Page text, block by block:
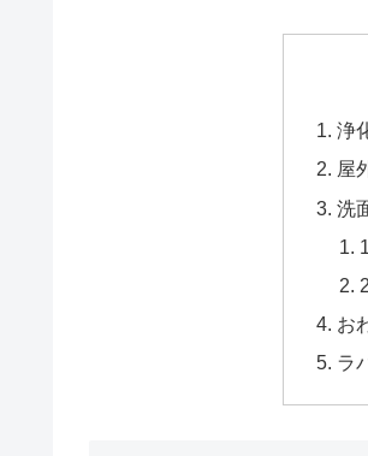
浄
屋
洗
お
ラ